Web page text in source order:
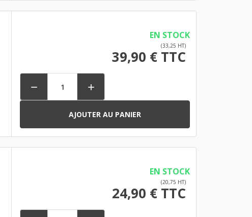
EN STOCK
(33,25 HT)
39,90 € TTC
 
AJOUTER AU PANIER
EN STOCK
(20,75 HT)
24,90 € TTC